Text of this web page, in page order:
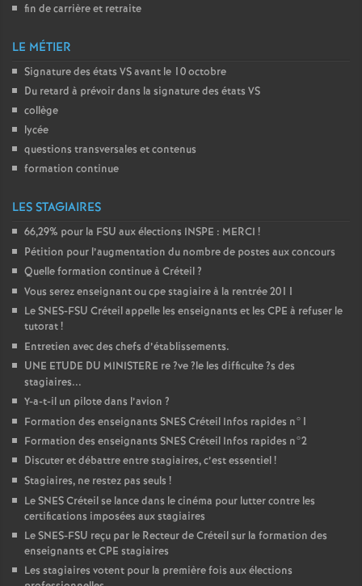
fin de carrière et retraite
LE MÉTIER
Signature des états VSavant le 10 octobre
Du retard à prévoir dans la signature des états VS
collège
lycée
questions transversales et contenus
formation continue
LES STAGIAIRES
66,29% pour la FSU aux élections INSPE : MERCI !
Pétition pour l’augmentation du nombre de postes aux concours
Quelle formation continue à Créteil?
Vous serez enseignant ou cpe stagiaire à la rentrée 2011
LeSNES-FSU Créteil appelle les enseignants et les CPE à refuser le
tutorat!
Entretien avec des chefs d’établissements.
UNE ETUDE DU MINISTERE re?ve?le les difficulte?s des
stagiaires...
Y-a-t-il un pilote dans l’avion ?
Formation des enseignants SNESCréteil Infos rapides n°1
Formation des enseignants SNESCréteil Infos rapides n°2
Discuter et débattre entre stagiaires, c’est essentiel!
Stagiaires, ne restez pas seuls !
LeSNESCréteil se lance dans le cinéma pour lutter contre les
certifications imposées aux stagiaires
LeSNES-FSU reçu par le Recteur de Créteil sur la formation des
enseignants etCPE stagiaires
Les stagiaires votent pour la première fois aux élections